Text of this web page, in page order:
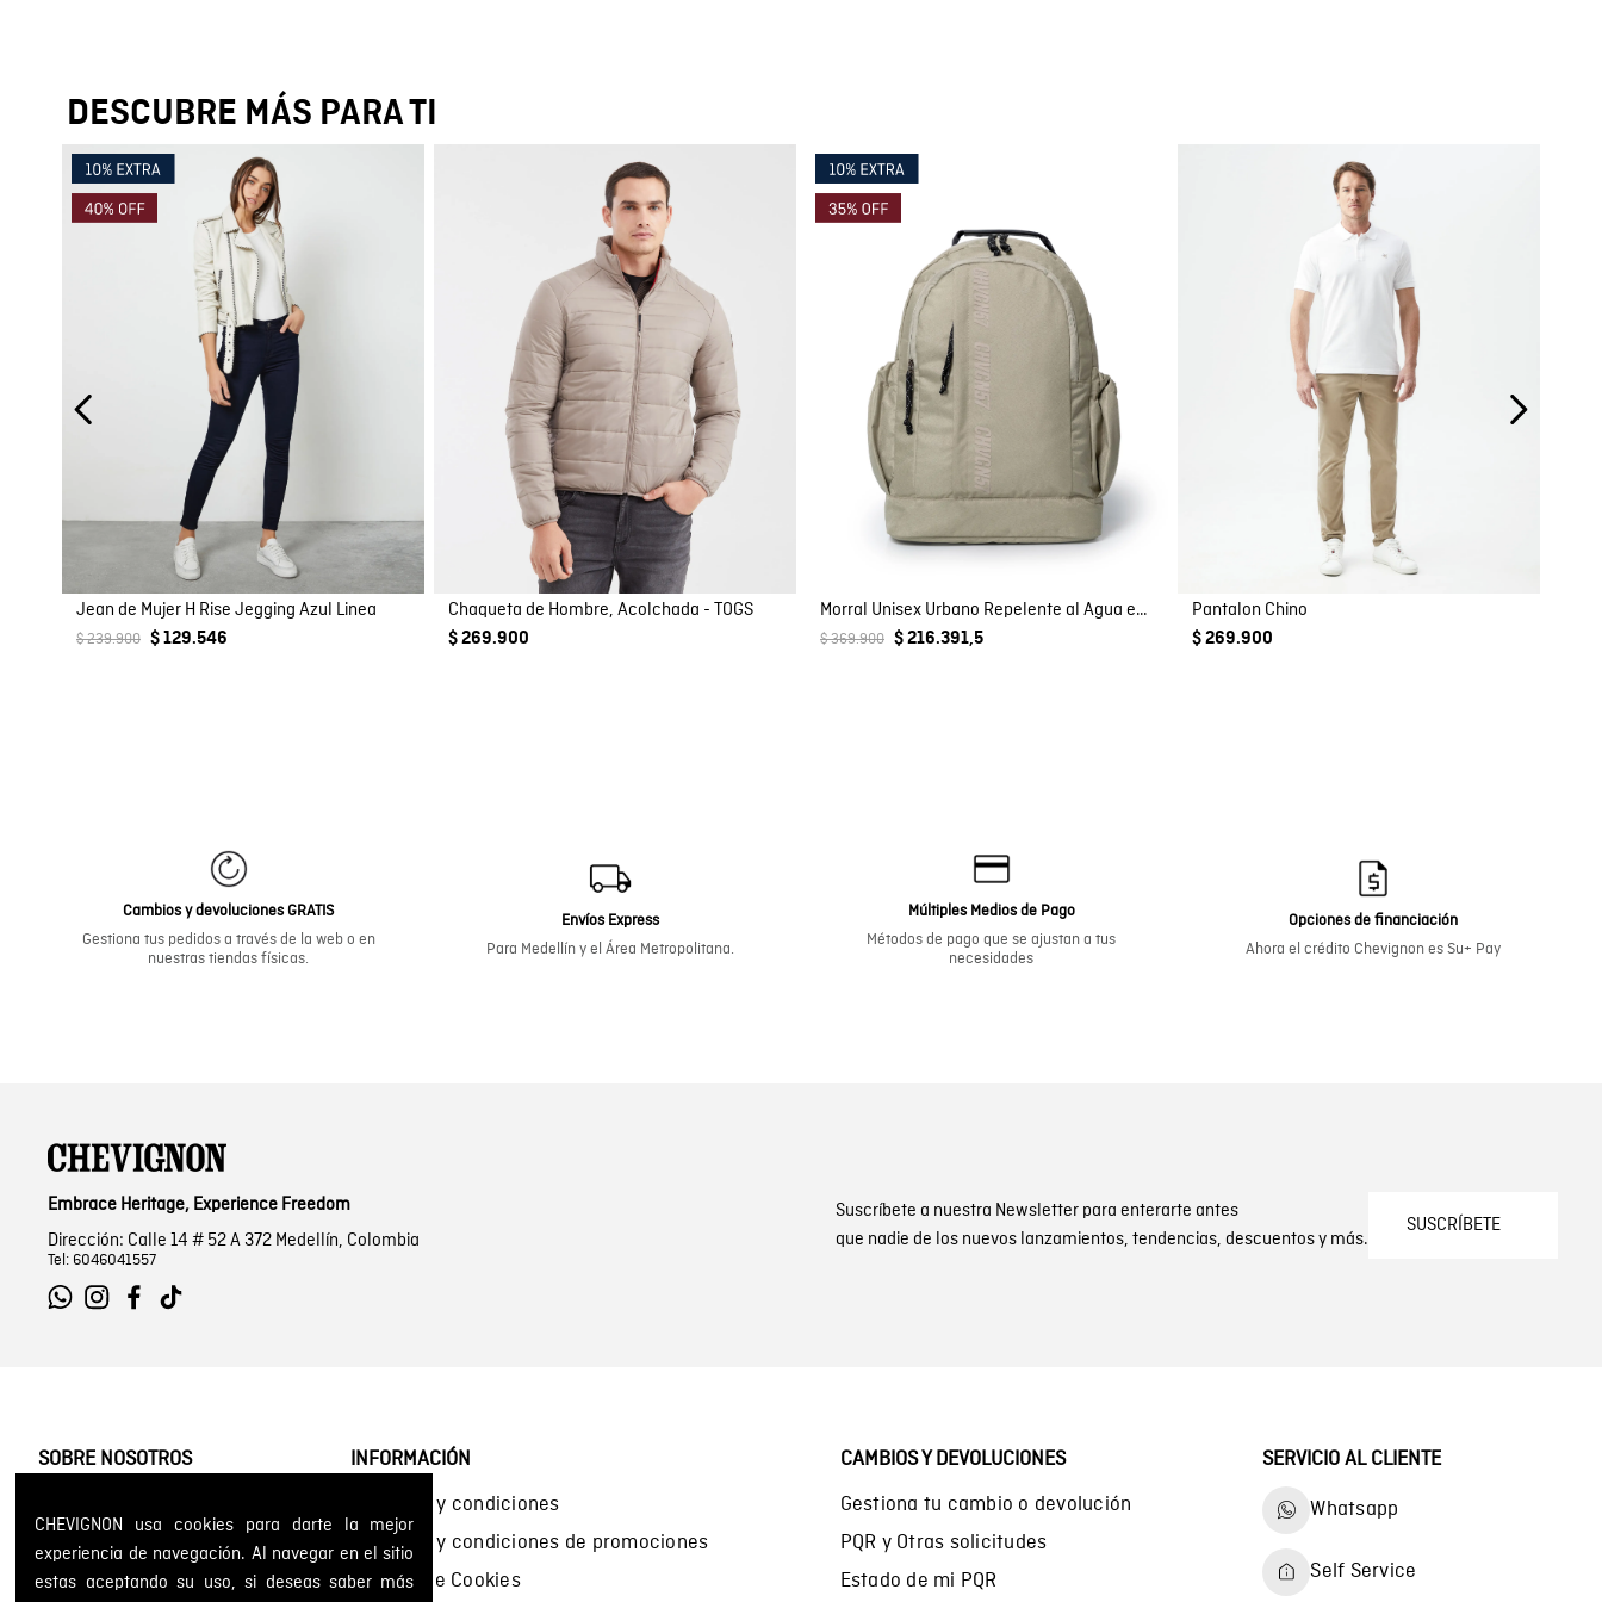
CHEVIGNON usa cookies para darte la mejor
experiencia de navegación. Al navegar en el sitio
estas aceptando su uso, si deseas saber más
DESCUBRE MÁS PARA TI
Jean de Mujer H Rise Jegging Azul Linea
$ 239.900 $ 129.546
Chaqueta de Hombre, Acolchada - TOGS
$ 269.900
Morral Unisex Urbano Repelente al Agua en Poliéster
$ 369.900 $ 216.391,5
Pantalon Chino
$ 269.900
Cambios y devoluciones GRATIS
Gestiona tus pedidos a través de la web o en
nuestras tiendas físicas.
Envíos Express
Para Medellín y el Área Metropolitana.
Múltiples Medios de Pago
Métodos de pago que se ajustan a tus
necesidades
Opciones de financiación
Ahora el crédito Chevignon es Su+ Pay
Suscríbete a nuestra Newsletter para enterarte antes
que nadie de los nuevos lanzamientos, tendencias, descuentos y más.
SUSCRÍBETE
Embrace Heritage, Experience Freedom
Dirección: Calle 14 # 52 A 372 Medellín, Colombia
Tel: 6046041557
SOBRE NOSOTROS
Historia de la marca
Mapa del sitio
INFORMACIÓN
Términos y condiciones
Términos y condiciones de promociones
Política de Cookies
CAMBIOS Y DEVOLUCIONES
Gestiona tu cambio o devolución
PQR y Otras solicitudes
Estado de mi PQR
SERVICIO AL CLIENTE
Whatsapp
Self Service